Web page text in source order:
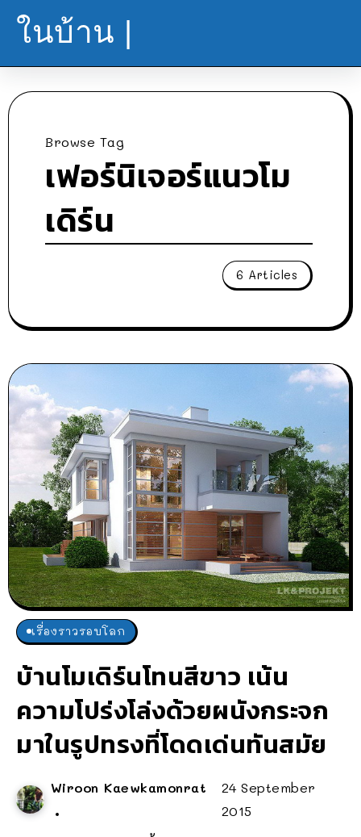
ในบ้าน |
Browse Tag
เฟอร์นิเจอร์แนวโม
เดิร์น
6 Articles
เรื่องราวรอบโลก
บ้านโมเดิร์นโทนสีขาว เน้น
ความโปร่งโล่งด้วยผนังกระจก
มาในรูปทรงที่โดดเด่นทันสมัย
Wiroon Kaewkamonrat
24 September
2015